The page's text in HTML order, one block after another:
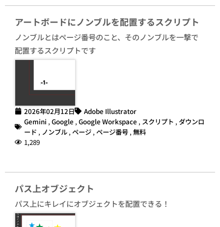
アートボードにノンブルを配置するスクリプト
ノンブルとはページ番号のこと、そのノンブルを一撃で
配置するスクリプトです
2026年02月12日
Adobe Illustrator
Gemini , Google , Google Workspace , スクリプト , ダウンロ
ード , ノンブル , ページ , ページ番号 , 無料
1,289
パス上オブジェクト
パス上にキレイにオブジェクトを配置できる！